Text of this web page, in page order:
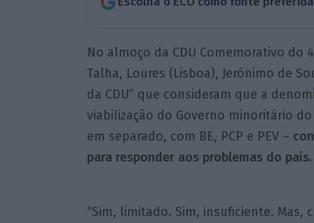
No almoço da CDU Comemorativo do
Talha, Loures (Lisboa), Jerónimo de
da CDU” que consideram que a
viabilização do Governo minoritário
em separado, com BE, PCP e PEV –
para responder aos problemas do país.
“Sim, limitado. Sim, insuficiente. Mas,